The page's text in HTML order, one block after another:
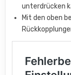
unterdrücken
Mit den oben